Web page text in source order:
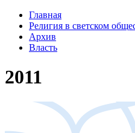
Главная
Религия в светском
Архив
Власть
2011